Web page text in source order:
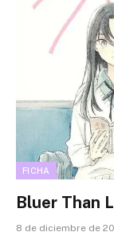
FICHA
Bluer Than
8 de diciembre de